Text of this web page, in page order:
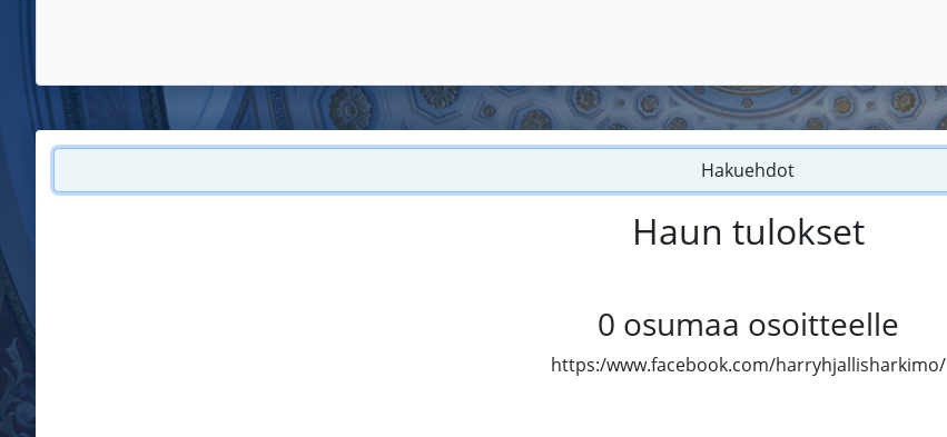
Hakuehdot
Haun tulokset
0 osumaa osoitteelle
https:/www.facebook.com/harryhjallisharkimo/